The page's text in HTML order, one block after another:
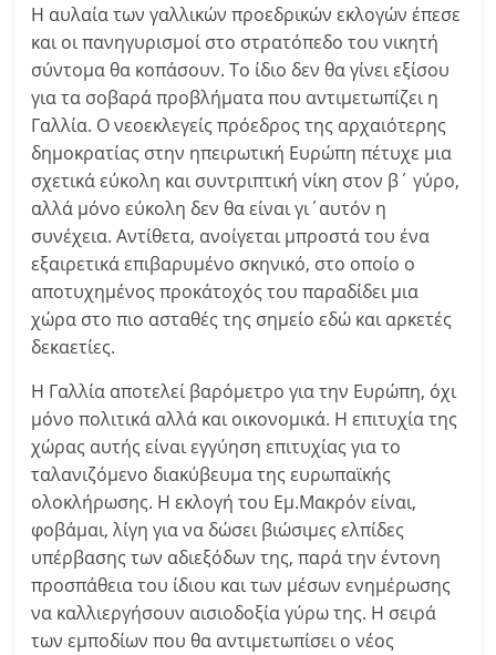
Η αυλαία των γαλλικών προεδρικών εκλογών έπεσε
και οι πανηγυρισμοί στο στρατόπεδο του νικητή
σύντομα θα κοπάσουν. Το ίδιο δεν θα γίνει εξίσου
για τα σοβαρά προβλήματα που αντιμετωπίζει η
Γαλλία. Ο νεοεκλεγείς πρόεδρος της αρχαιότερης
δημοκρατίας στην ηπειρωτική Ευρώπη πέτυχε μια
σχετικά εύκολη και συντριπτική νίκη στον β΄ γύρο,
αλλά μόνο εύκολη δεν θα είναι γι΄αυτόν η
συνέχεια. Αντίθετα, ανοίγεται μπροστά του ένα
εξαιρετικά επιβαρυμένο σκηνικό, στο οποίο ο
αποτυχημένος προκάτοχός του παραδίδει μια
χώρα στο πιο ασταθές της σημείο εδώ και αρκετές
δεκαετίες.
Η Γαλλία αποτελεί βαρόμετρο για την Ευρώπη, όχι
μόνο πολιτικά αλλά και οικονομικά. Η επιτυχία της
χώρας αυτής είναι εγγύηση επιτυχίας για το
ταλανιζόμενο διακύβευμα της ευρωπαϊκής
ολοκλήρωσης. Η εκλογή του Εμ.Μακρόν είναι,
φοβάμαι, λίγη για να δώσει βιώσιμες ελπίδες
υπέρβασης των αδιεξόδων της, παρά την έντονη
προσπάθεια του ίδιου και των μέσων ενημέρωσης
να καλλιεργήσουν αισιοδοξία γύρω της. Η σειρά
των εμποδίων που θα αντιμετωπίσει ο νέος